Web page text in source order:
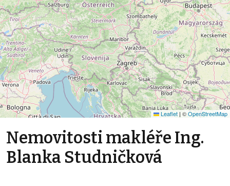
Leaflet | ©OpenStreetMap
Nemovitosti makléře Ing.
Blanka Studničková